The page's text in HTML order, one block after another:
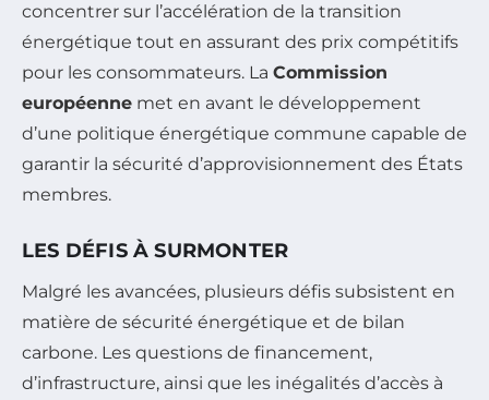
concentrer sur l’accélération de la transition
énergétique tout en assurant des prix compétitifs
pour les consommateurs. La Commission
européenne met en avant le développement
d’une politique énergétique commune capable de
garantir la sécurité d’approvisionnement des États
membres.
LES DÉFIS À SURMONTER
Malgré les avancées, plusieurs défis subsistent en
matière de sécurité énergétique et de bilan
carbone. Les questions de financement,
d’infrastructure, ainsi que les inégalités d’accès à